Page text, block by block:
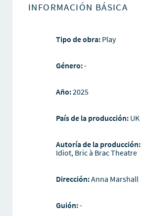
INFORMACIÓN BÁSICA
Tipo de obra:Play
Género:-
Año:2025
País de la producción: UK
Autoría de la producción:
Idiot, Bric à Brac Theatre
Dirección:Anna Marshall
Guión:-